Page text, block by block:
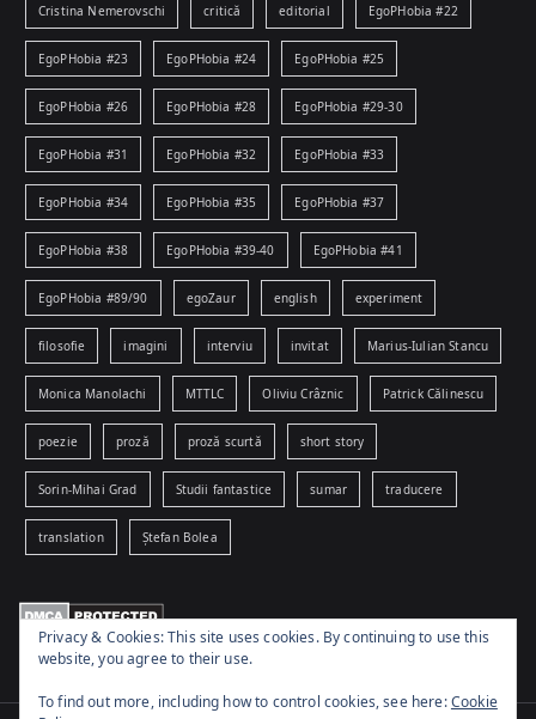
Cristina Nemerovschi critică editorial EgoPHobia #22
EgoPHobia #23 EgoPHobia #24 EgoPHobia #25
EgoPHobia #26 EgoPHobia #28 EgoPHobia #29-30
EgoPHobia #31 EgoPHobia #32 EgoPHobia #33
EgoPHobia #34 EgoPHobia #35 EgoPHobia #37
EgoPHobia #38 EgoPHobia #39-40 EgoPHobia #41
EgoPHobia #89/90 egoZaur english experiment
filosofie imagini interviu invitat Marius-Iulian Stancu
Monica Manolachi MTTLC Oliviu Crâznic Patrick Călinescu
poezie proză proză scurtă short story
Sorin-Mihai Grad Studii fantastice sumar traducere
translation Ștefan Bolea
Privacy & Cookies: This site uses cookies. By continuing to use this
website, you agree to their use.
To find out more, including how to control cookies, see here:Cookie